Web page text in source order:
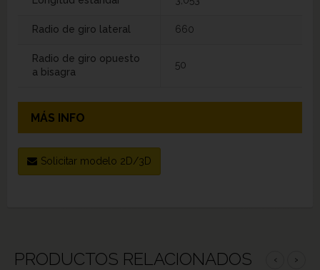
Radio de giro lateral 660
Radio de giro opuesto
a bisagra
50
MÁS INFO
Solicitar modelo 2D/3D
PRODUCTOS RELACIONADOS ‹ ›